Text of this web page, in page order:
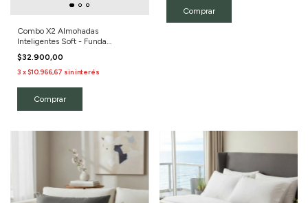
Combo X2 Almohadas
Inteligentes Soft - Funda
Desmontable
$32.900,00
3 x$10.966,67 sin interés